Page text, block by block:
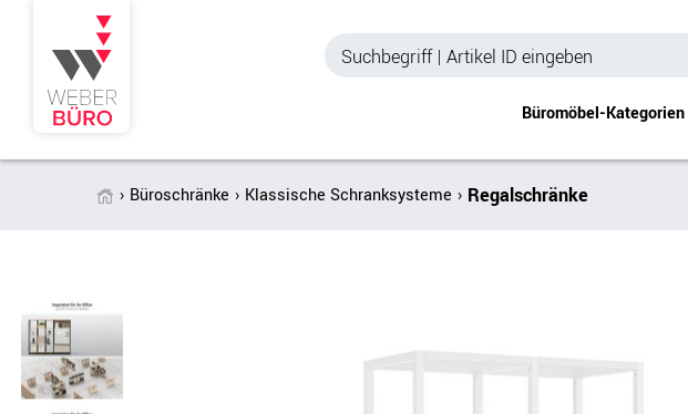
Büromöbel-Kategorien
Akustik Deckensegel &
Wandpaneele
Regalschränke
Stehtische
Büroschränke Klassische Schranksysteme Regalschränke